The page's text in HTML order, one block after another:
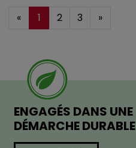
« 1 2 3 »
ENGAGÉS DANS UNE
DÉMARCHE DURABLE